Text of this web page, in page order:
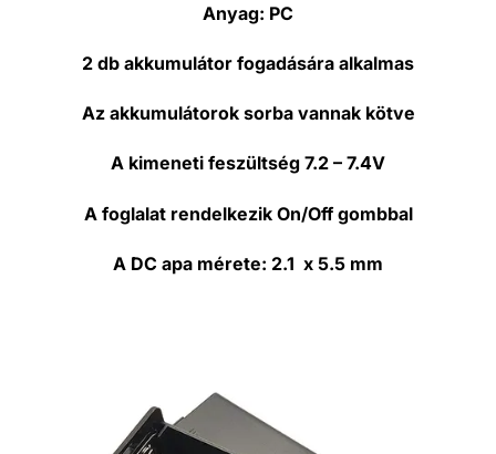
Anyag: PC
2 db akkumulátor fogadására alkalmas
Az akkumulátorok sorba vannak kötve
A kimeneti feszültség 7.2 – 7.4V
A foglalat rendelkezik On/Off gombbal
A DC apa mérete: 2.1 x 5.5 mm